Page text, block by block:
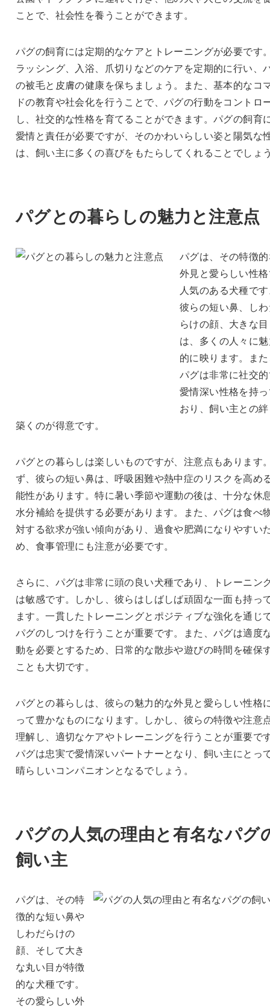
ことで、社会性を養うことができます。
パグの飼育には定期的なケアとトレーニングが必要です
ラッシング、入浴、爪切りなどのケアを定期的に行い、
の被毛と皮膚の健康を保ちましょう。また、基本的なコ
ドの教育や社会化を行うことで、パグの行動をコントロ
し、社交的な性格を育てることができます。パグの飼育
愛情と責任が必要ですが、そのかわいらしい姿と陽気な
は、飼い主に多くの喜びをもたらしてくれることでしょ
パグとの暮らしの魅力と注意点
パグは、その特徴
外見と愛らしい性
人気のある犬種で
彼らの短い鼻、し
らけの顔、大きな目
は、多くの人々に
的に映ります。ま
パグは非常に社交
愛情深い性格を持
おり、飼い主との
築くのが得意です。
パグとの暮らしは楽しいものですが、注意点もあります
ず、彼らの短い鼻は、呼吸困難や熱中症のリスクを高め
能性があります。特に暑い季節や運動の後は、十分な休
水分補給を提供する必要があります。また、パグは食べ
対する欲求が強い傾向があり、過食や肥満になりやすい
め、食事管理にも注意が必要です。
さらに、パグは非常に頭の良い犬種であり、トレーニン
は敏感です。しかし、彼らはしばしば頑固な一面も持っ
ます。一貫したトレーニングとポジティブな強化を通じ
パグのしつけを行うことが重要です。また、パグは適度
動を必要とするため、日常的な散歩や遊びの時間を確保
ことも大切です。
パグとの暮らしは、彼らの魅力的な外見と愛らしい性格
って豊かなものになります。しかし、彼らの特徴や注意
理解し、適切なケアやトレーニングを行うことが重要で
パグは忠実で愛情深いパートナーとなり、飼い主にとっ
晴らしいコンパニオンとなるでしょう。
パグの人気の理由と有名なパグ
飼い主
パグは、その特
徴的な短い鼻や
しわだらけの
顔、そして大き
な丸い目が特徴
的な犬種です。
その愛らしい外